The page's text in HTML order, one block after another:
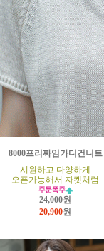
8000프리짜임가디건니트
시원하고 다양하게
오픈가능해서 자켓처럼
24,000원
20,900원